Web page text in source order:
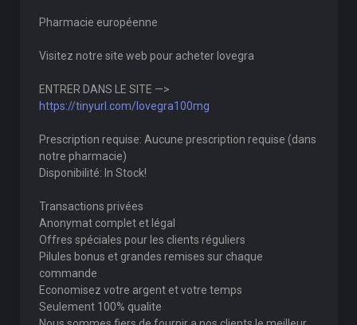
Pharmacie européenne
Visitez notre site web pour acheter lovegra
ENTRER DANS LE SITE —>
https://tinyurl.com/lovegra100mg
Prescription requise: Aucune prescription requise (dans
notre pharmacie)
Disponibilité: In Stock!
Transactions privées
Anonymat complet et légal
Offres spéciales pour les clients réguliers
Pilules bonus et grandes remises sur chaque
commande
Economisez votre argent et votre temps
Seulement 100% qualite